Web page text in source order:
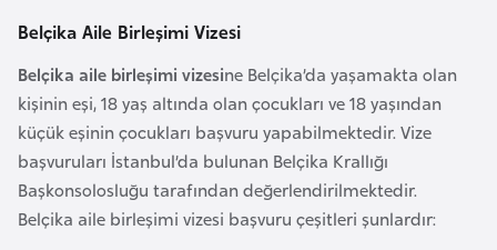
Belçika Aile Birleşimi Vizesi
Belçika aile birleşimi vizesine Belçika’da yaşamakta olan
kişinin eşi, 18 yaş altında olan çocukları ve 18 yaşından
küçük eşinin çocukları başvuru yapabilmektedir. Vize
başvuruları İstanbul’da bulunan Belçika Krallığı
Başkonsolosluğu tarafından değerlendirilmektedir.
Belçika aile birleşimi vizesi başvuru çeşitleri şunlardır:
i
b
u
t
i
Ç